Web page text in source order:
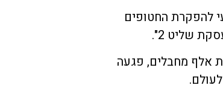
משמעי להפקרת החטופים
שליט 2".
אלף מחבלים, פגעה